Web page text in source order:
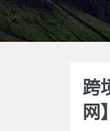
跨
网】